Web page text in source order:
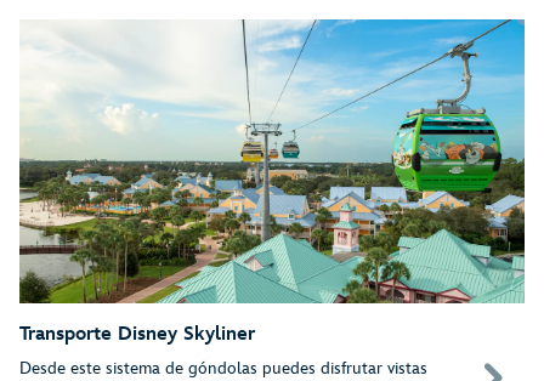
Transporte Disney Skyliner
Desde este sistema de góndolas puedes disfrutar vistas